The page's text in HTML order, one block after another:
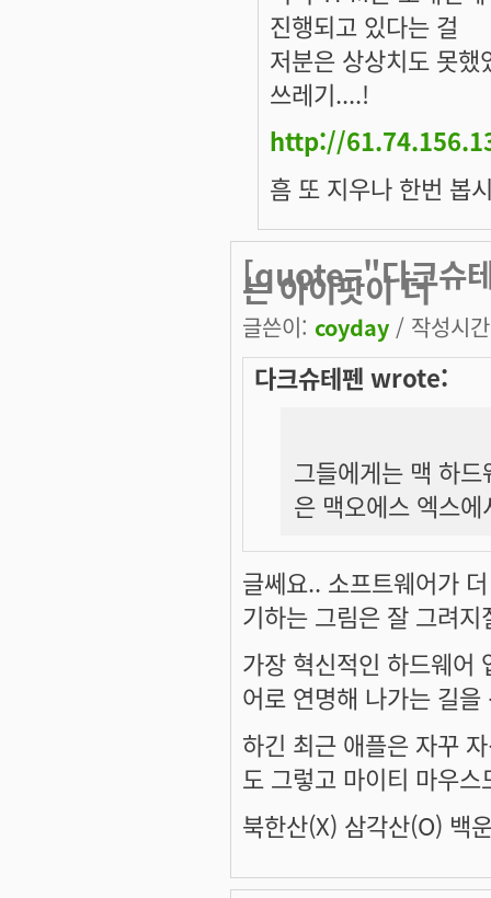
진행되고 있다는 걸
저분은 상상치도 못했
쓰레기....!
http://
흠 또 지우나 한번 봅
[quote="다크슈
는 아이팟이 더
글쓴이: coyday / 작성시
다크슈테펜 wrote:
그들에게는 맥 하
은 맥오에스 엑스
글쎄요.. 소프트웨어가
기하는 그림은 잘 그려지
가장 혁신적인 하드웨어
어로 연명해 나가는 길
하긴 최근 애플은 자꾸
도 그렇고 마이티 마우스
북한산(X) 삼각산(O) 백